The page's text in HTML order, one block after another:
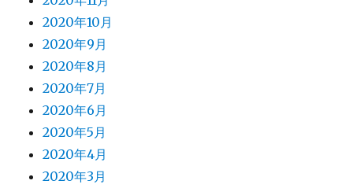
2020年10月
2020年9月
2020年8月
2020年7月
2020年6月
2020年5月
2020年4月
2020年3月